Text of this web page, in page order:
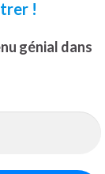
!
génial dans